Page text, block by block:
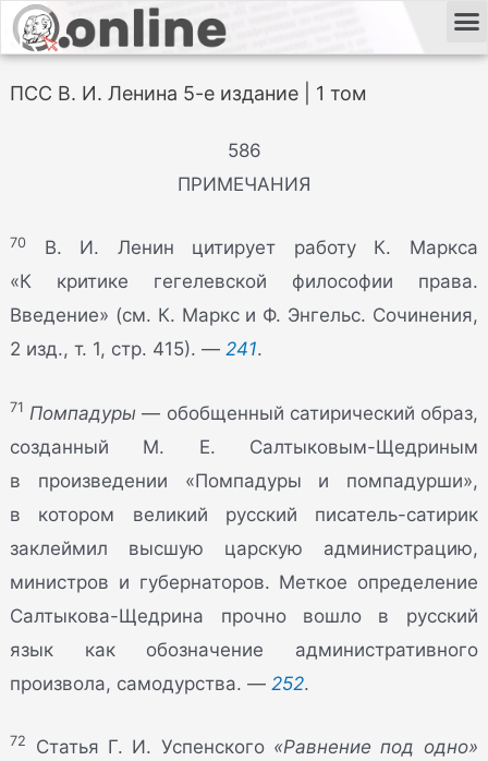
ПСС В. И. Ленина 5-е издание | 1 том
586
ПРИМЕЧАНИЯ
70
В. И. Ленин цитирует работу К. Маркса
«К критике гегелевской философии права.
Введение» (см. К. Маркс и Ф. Энгельс. Сочинения,
2 изд., т. 1, стр. 415). —241.
71 Помпадуры — обобщенный сатирический образ,
созданный М. Е. Салтыковым-Щедриным
в произведении «Помпадуры и помпадурши»,
в котором великий русский писатель-сатирик
заклеймил высшую царскую администрацию,
министров и губернаторов. Меткое определение
Салтыкова-Щедрина прочно вошло в русский
язык как обозначение административного
произвола, самодурства. — 252.
72 Статья Г. И. Успенского «Равнение под одно»